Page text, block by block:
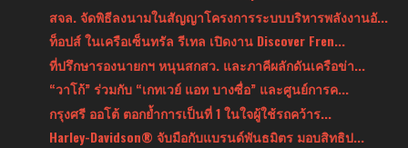
สจล. จัดพิธีลงนามในสัญญาโครงการระบบบริหารพลังงานอั...
ท็อปส์ ในเครือเซ็นทรัล รีเทล เปิดงาน Discover Fren...
ที่ปรึกษารองนายกฯ หนุนสกสว. และภาคีผลักดันเครือข่า...
“วาโก้” ร่วมกับ “เกทเวย์ แอท บางซื่อ” และศูนย์การค...
กรุงศรี ออโต้ ตอกย้ำการเป็นที่ 1 ในใจผู้ใช้รถคว้าร...
Harley-Davidson® จับมือกับแบรนด์พันธมิตร มอบสิทธิป...